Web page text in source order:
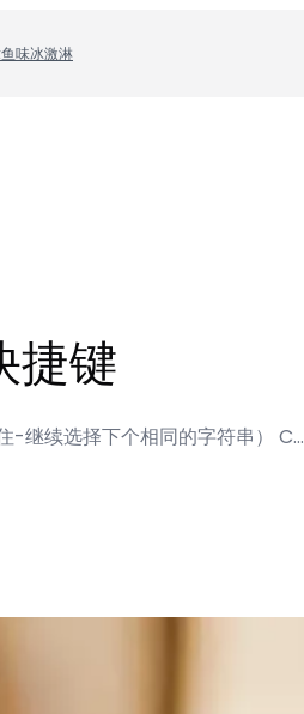
味冰激淋
键
继续选择下个相同的字符串） C…